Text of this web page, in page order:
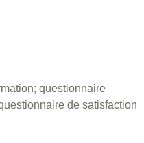
questionnaire
de satisfaction